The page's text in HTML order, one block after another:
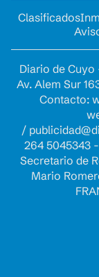
Clasificados
Diario de
Av. Alem Sur
Contacto:
/
264 5045343
Secretario de
Mario